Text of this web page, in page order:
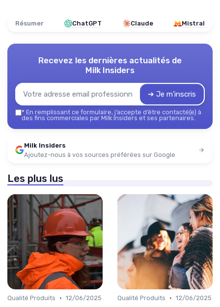
Résumer ChatGPT Claude Mistral
Recevez les dernières actualités de
Milk Insiders
➔ Je m'inscris
* En remplissant ce formulaire, j’accepte d’être contacté(e) à
des fins commerciales par Milk Insiders et ses partenaires.
Milk Insiders
Ajoutez-nous à vos sources préférées sur Google
Les plus lus
Qualité Produits • 12/06/2025
Qualité Produits • 12/06/2025